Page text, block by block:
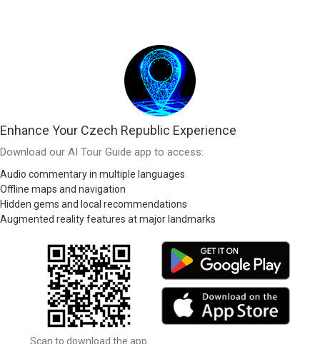
Enhance Your Czech Republic Experience
Download our AI Tour Guide app to access:
Audio commentary in multiple languages
Offline maps and navigation
Hidden gems and local recommendations
Augmented reality features at major landmarks
Scan to download the app